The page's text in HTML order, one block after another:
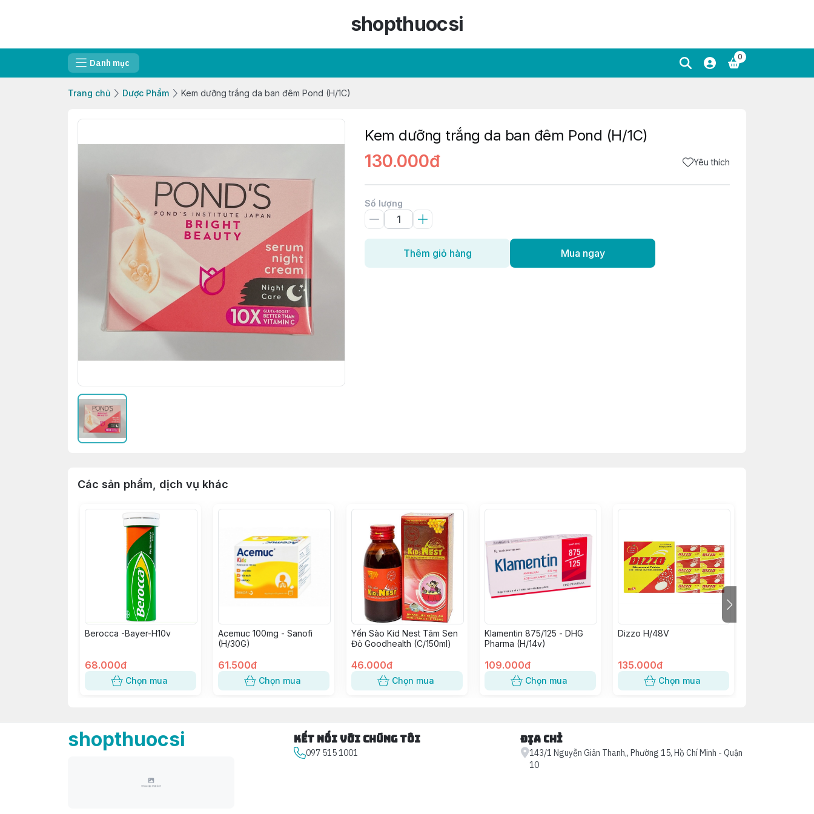
shopthuocsi
Danh mục
0
Trang chủ Dược Phẩm Kem dưỡng trắng da ban đêm Pond (H/1C)
Kem dưỡng trắng da ban đêm Pond (H/1C)
130.000đ Yêu thích
Số lượng
Thêm giỏ hàng Mua ngay
Các sản phẩm, dịch vụ khác
Berocca -Bayer-H10v
68.000đ
Chọn mua
Acemuc 100mg - Sanofi
(H/30G)
61.500đ
Chọn mua
Yến Sào Kid Nest Tâm Sen
Đỏ Goodhealth (C/150ml)
46.000đ
Chọn mua
Klamentin 875/125 - DHG
Pharma (H/14v)
109.000đ
Chọn mua
Dizzo H/48V
135.000đ
Chọn mua
shopthuocsi Kết nối với chúng tôi
097 515 1001
Địa chỉ
143/1 Nguyễn Giản Thanh,, Phường 15, Hồ Chí Minh - Quận
10